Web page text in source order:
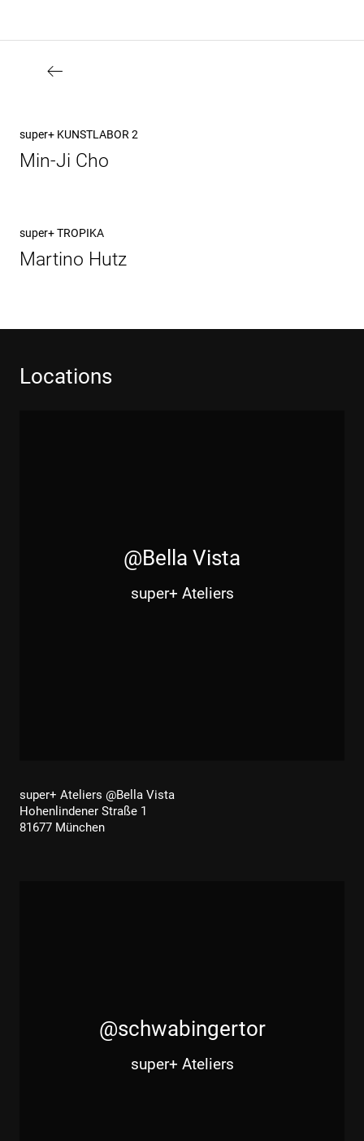
Vorheriger
Beitrag
super+ KUNSTLABOR 2
Min-Ji Cho
Nächster
Beitrag
super+ TROPIKA
Martino Hutz
Locations
@Bella Vista
super+ Ateliers
super+ Ateliers @Bella Vista
Hohenlindener Straße 1
81677 München
@schwabingertor
super+ Ateliers